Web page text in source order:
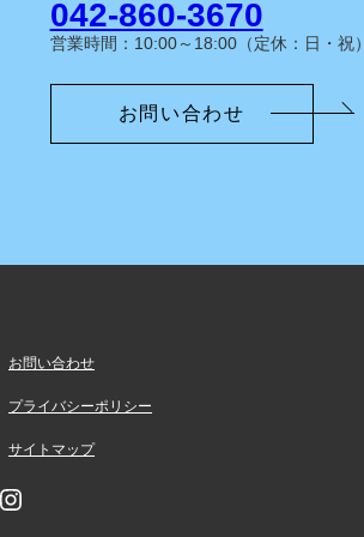
042-860-3670
営業時間：10:00～18:00（定休：日・祝）
お問い合わせ
お問い合わせ
プライバシーポリシー
サイトマップ